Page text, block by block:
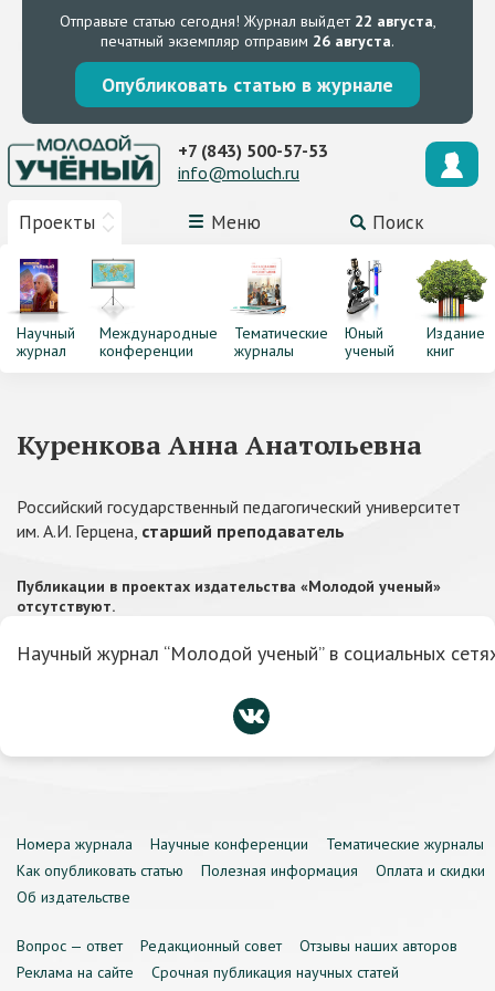
Отправьте статью сегодня! Журнал выйдет 22 августа,
печатный экземпляр отправим 26 августа.
Опубликовать статью в журнале
Проекты Меню Поиск
+7 (843) 500-57-53
info@moluch.ru
Научный
журнал
Международные
конференции
Тематические
журналы
Юный
ученый
Издание
книг
Куренкова Анна Анатольевна
Российский государственный педагогический университет
им. А.И. Герцена, старший преподаватель
Публикации в проектах издательства «Молодой ученый»
отсутствуют.
Научный журнал “Молодой ученый” в социальных
Номера журнала Научные конференции
Тематические журналы
Как опубликовать статью
Полезная информация
Оплата и скидки
Об издательстве
Вопрос — ответ Редакционный совет
Отзывы наших авторов
Реклама на сайте
Срочная публикация научных статей